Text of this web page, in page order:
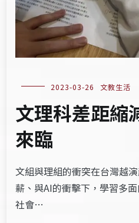
2023-03-26 文教生活
文理科差距縮
來臨
文組與理組的衝突在台灣越
薪、與AI的衝擊下，學習多
社會…